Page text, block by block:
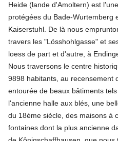
Heide (lande d'Amoltern) est
protégées du Bade-Wurtemberg
Kaiserstuhl. De là nous
travers les "Lösshohlgasse" et
loess de part et d'autre, à
Nous traversons le centre
9898 habitants, au recensement
entourée de beaux bâtiments
l'ancienne halle aux blés, une
du 18ème siècle, des maisons à
fontaines dont la plus ancienne